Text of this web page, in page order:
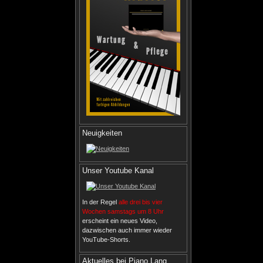
Neuigkeiten
Unser Youtube Kanal
In der Regel alle drei bis vier
Wochen samstags um 8 Uhr
erscheint ein neues Video,
dazwischen auch immer wieder
YouTube-Shorts.
Aktuelles bei Piano Lang